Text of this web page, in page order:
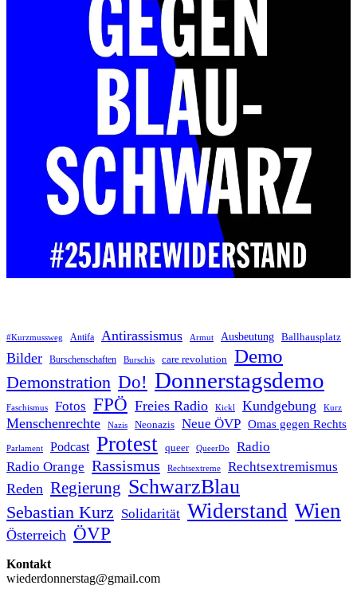
#Kurzmussweg Antifa Antirassismus Armut Ausbeutung Ballhausplatz
Bilder Burschenschaften Burschis care revolution Demo
Demonstration Do! Donnerstagsdemo
Faschismus Fotos FPÖ Freies Radio Kickl Kundgebung Kurz
Menschenrechte Nazis Neonazis Neue ÖVP Omas gegen Rechts
Parlament Podcast Protest queer QueerDo
Radio
Radio Orange Rassismus Rechtsextreme Rechtsextremismus
Reden Regierung SchwarzBlau
Sebastian Kurz Solidarität Widerstand Wien
Österreich ÖVP
Kontakt
wiederdonnerstag@gmail.com